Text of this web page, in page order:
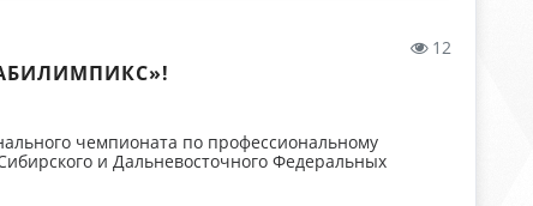
12
чемпионата по профессиональному
и Дальневосточного Федеральных